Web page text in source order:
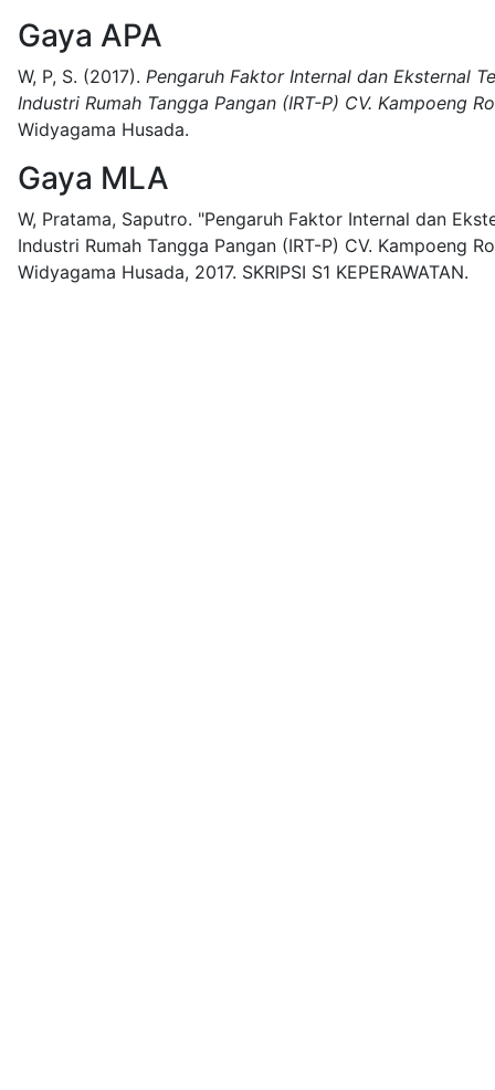
Gaya APA
W, P, S. (2017). Pengaruh Faktor Internal dan Eksternal
Industri Rumah Tangga Pangan (IRT-P) CV. Kampoeng
Widyagama Husada.
Gaya MLA
W, Pratama, Saputro. "Pengaruh Faktor Internal dan
Industri Rumah Tangga Pangan (IRT-P) CV. Kampoeng
Widyagama Husada, 2017. SKRIPSI S1 KEPERAWATAN.